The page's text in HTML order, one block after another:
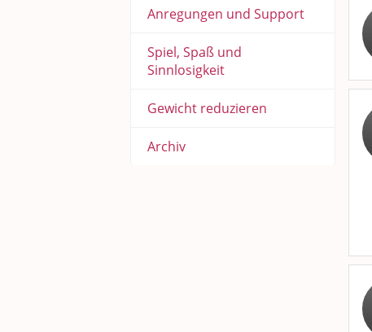
Anregungen und Support
Spiel, Spaß und
Sinnlosigkeit
Gewicht reduzieren
Archiv